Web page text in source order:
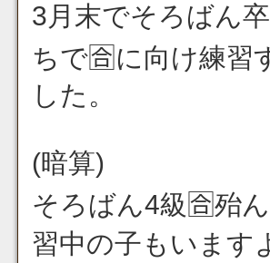
3月末でそろばん
ちで🈴に向け練習
した。
(暗算)
そろばん4級🈴殆
習中の子もいます